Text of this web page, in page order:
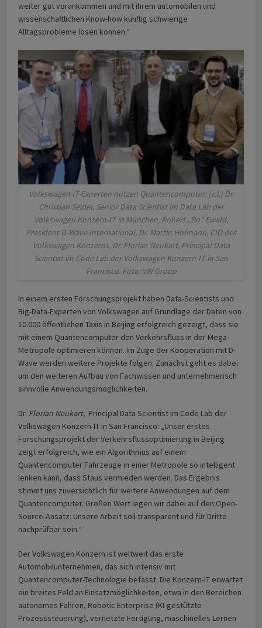
weiter gut vorankommen und mit ihrem automobilen und
wissenschaftlichen Know-how künftig schwierige
Alltagsprobleme lösen können.“
Volkswagen IT-Experten nutzen Quantencomputer: (v.l.) Dr.
Christian Seidel, Senior Data Scientist im Data Lab der
Volkswagen Konzern-IT in München, Robert „Bo” Ewald,
President D-Wave International, Dr. Martin Hofmann, CIO des
Volkswagen Konzerns, Dr. Florian Neukart, Principal Data
Scientist im Code Lab der Volkswagen Konzern-IT in San
Francisco. Foto: VW Group
In einem ersten Forschungsprojekt haben Data-Scientists und
Big-Data-Experten von Volkswagen auf Grundlage der Daten von
10.000 öffentlichen Taxis in Beijing erfolgreich gezeigt, dass sie
mit einem Quantencomputer den Verkehrsfluss in der Mega-
Metropole optimieren können. Im Zuge der Kooperation mit D-
Wave werden weitere Projekte folgen. Zunächst geht es dabei
um den weiteren Aufbau von Fachwissen und unternehmerisch
sinnvolle Anwendungsmöglichkeiten.
Dr. Florian Neukart, Principal Data Scientist im Code Lab der
Volkswagen Konzern-IT in San Francisco: „Unser erstes
Forschungsprojekt der Verkehrsflussoptimierung in Beijing
zeigt erfolgreich, wie ein Algorithmus auf einem
Quantencomputer Fahrzeuge in einer Metropole so intelligent
lenken kann, dass Staus vermieden werden. Das Ergebnis
stimmt uns zuversichtlich für weitere Anwendungen auf dem
Quantencomputer. Großen Wert legen wir dabei auf den Open-
Source-Ansatz: Unsere Arbeit soll transparent und für Dritte
nachprüfbar sein.“
Der Volkswagen Konzern ist weltweit das erste
Automobilunternehmen, das sich intensiv mit
Quantencomputer-Technologie befasst. Die Konzern-IT erwartet
ein breites Feld an Einsatzmöglichkeiten, etwa in den Bereichen
autonomes Fahren, Robotic Enterprise (KI-gestützte
Prozesssteuerung), vernetzte Fertigung, maschinelles Lernen